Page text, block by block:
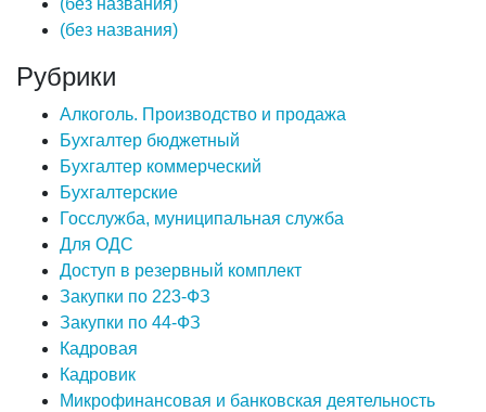
(без названия)
Рубрики
Алкоголь. Производство и продажа
Бухгалтер бюджетный
Бухгалтер коммерческий
Бухгалтерские
Госслужба, муниципальная служба
Для ОДС
Доступ в резервный комплект
Закупки по 223-ФЗ
Закупки по 44-ФЗ
Кадровая
Кадровик
Микрофинансовая и банковская деятельность